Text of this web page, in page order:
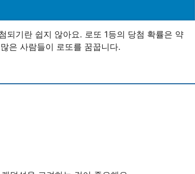
되기란 쉽지 않아요. 로또 1등의 당첨 확률은 약
은 사람들이 로또를 꿈꿉니다.